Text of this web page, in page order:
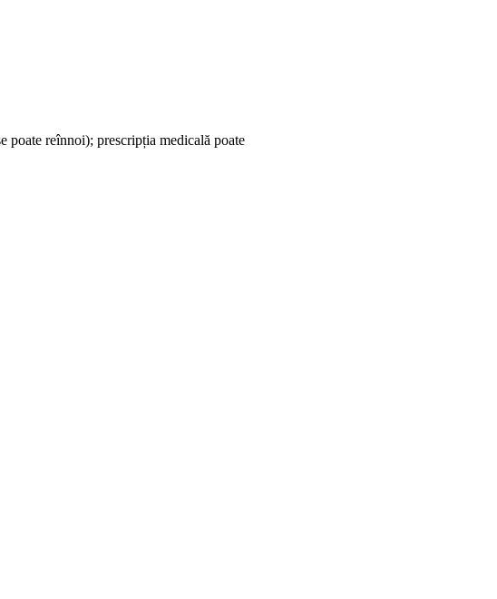
poate reînnoi); prescripția medicală poate